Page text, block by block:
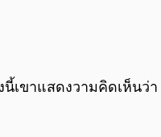
นี้เขาแสดงวามคิดเห็นว่า